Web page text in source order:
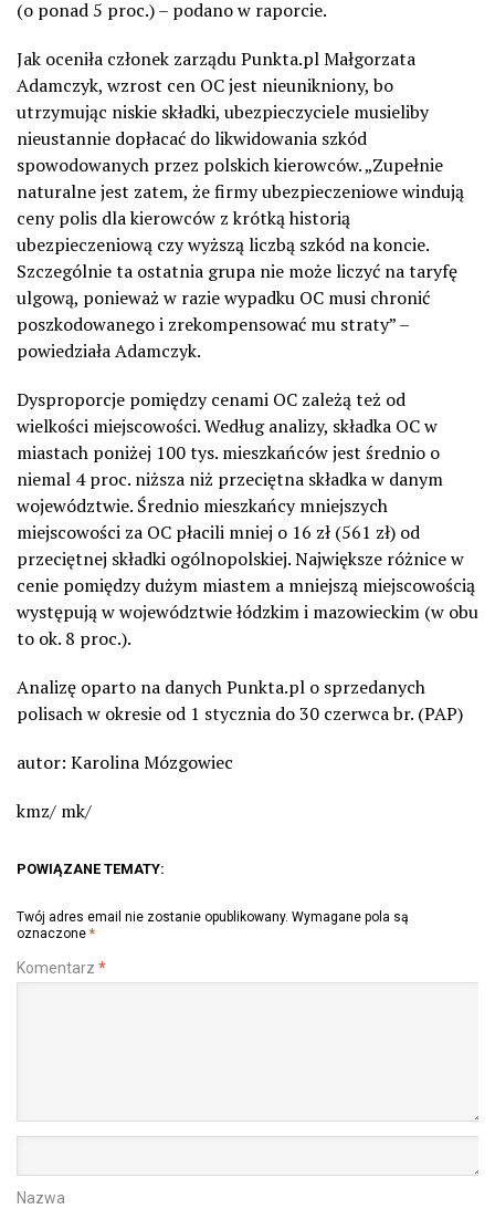
(o ponad 5 proc.) – podano w raporcie.
Jak oceniła członek zarządu Punkta.pl Małgorzata
Adamczyk, wzrost cen OC jest nieunikniony, bo
utrzymując niskie składki, ubezpieczyciele musieliby
nieustannie dopłacać do likwidowania szkód
spowodowanych przez polskich kierowców. „Zupełnie
naturalne jest zatem, że firmy ubezpieczeniowe windują
ceny polis dla kierowców z krótką historią
ubezpieczeniową czy wyższą liczbą szkód na koncie.
Szczególnie ta ostatnia grupa nie może liczyć na taryfę
ulgową, ponieważ w razie wypadku OC musi chronić
poszkodowanego i zrekompensować mu straty” –
powiedziała Adamczyk.
Dysproporcje pomiędzy cenami OC zależą też od
wielkości miejscowości. Według analizy, składka OC w
miastach poniżej 100 tys. mieszkańców jest średnio o
niemal 4 proc. niższa niż przeciętna składka w danym
województwie. Średnio mieszkańcy mniejszych
miejscowości za OC płacili mniej o 16 zł (561 zł) od
przeciętnej składki ogólnopolskiej. Największe różnice w
cenie pomiędzy dużym miastem a mniejszą miejscowością
występują w województwie łódzkim i mazowieckim (w obu
to ok. 8 proc.).
Analizę oparto na danych Punkta.pl o sprzedanych
polisach w okresie od 1 stycznia do 30 czerwca br. (PAP)
autor: Karolina Mózgowiec
kmz/ mk/
POWIĄZANE TEMATY:
Twój adres email nie zostanie opublikowany. Wymagane pola są
oznaczone *
Komentarz *
Nazwa